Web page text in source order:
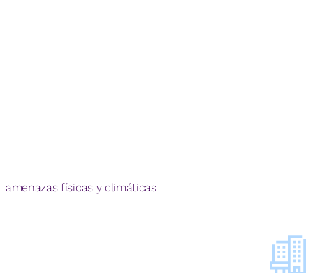
amenazas físicas y climáticas